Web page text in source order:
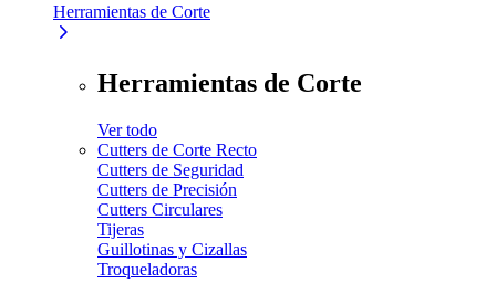
Herramientas de Corte
Herramientas de Corte
Ver todo
Cutters de Corte Recto
Cutters de Seguridad
Cutters de Precisión
Cutters Circulares
Tijeras
Guillotinas y Cizallas
Troqueladoras